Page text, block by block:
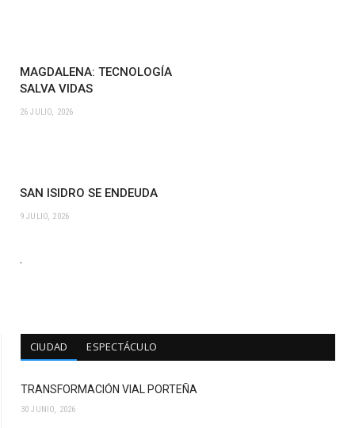
MAGDALENA: TECNOLOGÍA
SALVA VIDAS
26 JULIO, 2026
SAN ISIDRO SE ENDEUDA
9 JULIO, 2026
.
CIUDAD ESPECTÁCULO
TRANSFORMACIÓN VIAL PORTEÑA
30 JUNIO, 2026